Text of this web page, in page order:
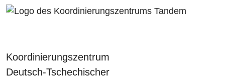
Koordinierungszentrum
Deutsch-Tschechischer